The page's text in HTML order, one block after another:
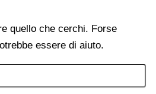
quello che cerchi. Forse
essere di aiuto.